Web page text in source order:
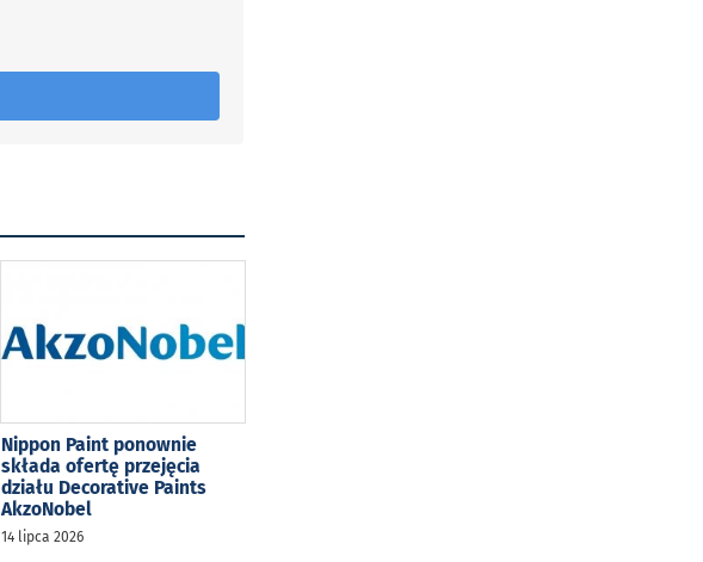
Nippon Paint ponownie
składa ofertę przejęcia
działu Decorative Paints
AkzoNobel
14 lipca 2026